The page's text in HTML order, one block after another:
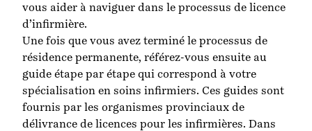
vous aider à naviguer dans le processus de licence
d’infirmière.
Une fois que vous avez terminé le processus de
résidence permanente, référez-vous ensuite au
guide étape par étape qui correspond à votre
spécialisation en soins infirmiers. Ces guides sont
fournis par les organismes provinciaux de
délivrance de licences pour les infirmières. Dans